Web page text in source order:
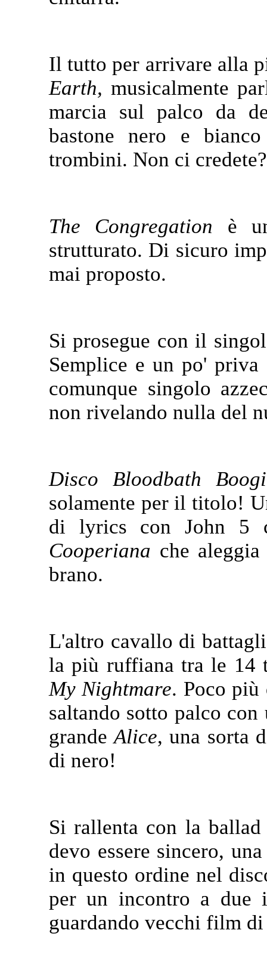
Il tutto per arrivare alla
Earth, musicalmente
marcia sul palco da
bastone nero e
trombini. Non ci
The Congregation è
strutturato. Di sicuro
mai proposto.
Si prosegue con il
Semplice e un po'
comunque singolo
non rivelando nulla del
Disco Bloodbath
solamente per il titolo!
di lyrics con John 5
Cooperiana che
brano.
L'altro cavallo di
la più ruffiana tra le 14
My Nightmare. Poco più
saltando sotto palco
grandeAlice, una sorta
di nero!
Si rallenta con la
devo essere sincero,
in questo ordine nel
per un incontro a due
guardando vecchi film